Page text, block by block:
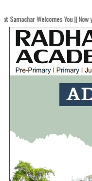
You || Now your ads